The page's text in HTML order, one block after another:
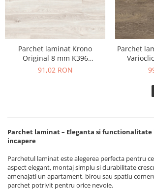
Parchet laminat Krono
Original 8 mm K396
Kronostep, Skydive Oak, clasa
91,02 RON
Parchet
Bergamo
Parchet laminat – Eleganta si functionalitate
incapere
Parchetul laminat este alegerea perfecta pentru
aspect elegant, montaj simplu si durabilitate
amenajati un apartament, birou sau spatiu
parchet potrivit pentru orice nevoie.